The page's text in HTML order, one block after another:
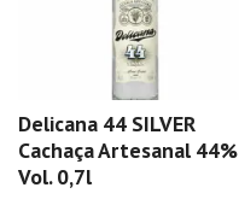
Delicana 44 SILVER
Cachaça Artesanal 44%
Vol. 0,7l